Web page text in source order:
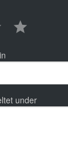
5 star
under